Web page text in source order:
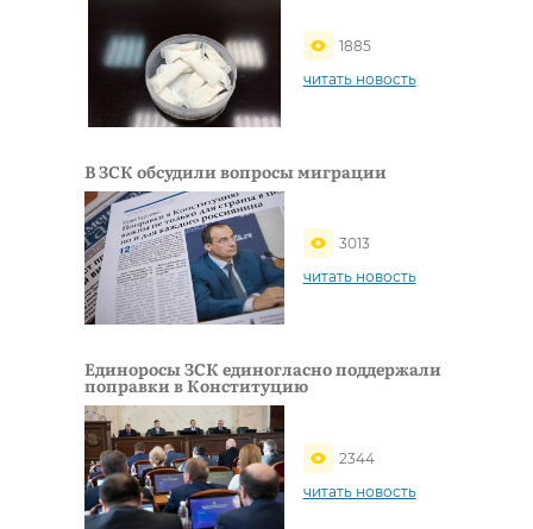
1885
читать новость
В ЗСК обсудили вопросы миграции
3013
читать новость
Единоросы ЗСК единогласно поддержали
поправки в Конституцию
2344
читать новость